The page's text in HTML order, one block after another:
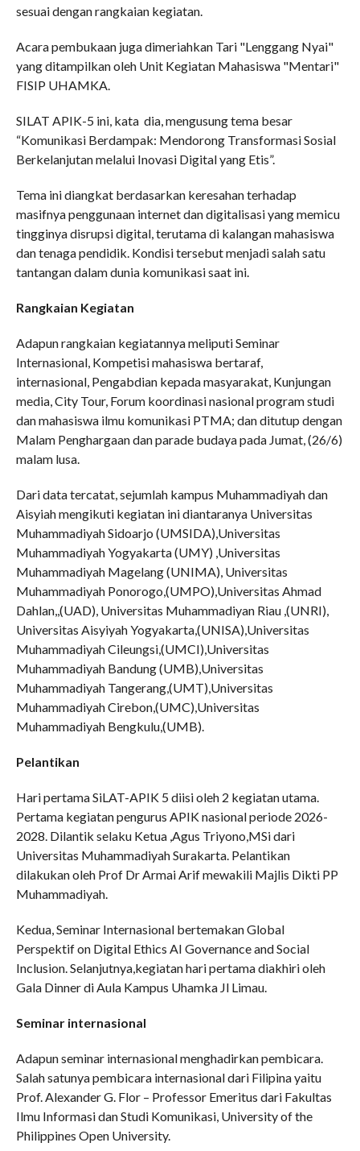
sesuai dengan rangkaian kegiatan.
Acara pembukaan juga dimeriahkan Tari "Lenggang Nyai"
yang ditampilkan oleh Unit Kegiatan Mahasiswa "Mentari"
FISIP UHAMKA.
SILAT APIK-5 ini, kata dia, mengusung tema besar
“Komunikasi Berdampak: Mendorong Transformasi Sosial
Berkelanjutan melalui Inovasi Digital yang Etis”.
Tema ini diangkat berdasarkan keresahan terhadap
masifnya penggunaan internet dan digitalisasi yang memicu
tingginya disrupsi digital, terutama di kalangan mahasiswa
dan tenaga pendidik. Kondisi tersebut menjadi salah satu
tantangan dalam dunia komunikasi saat ini.
Rangkaian Kegiatan
Adapun rangkaian kegiatannya meliputi Seminar
Internasional, Kompetisi mahasiswa bertaraf,
internasional, Pengabdian kepada masyarakat, Kunjungan
media, City Tour, Forum koordinasi nasional program studi
dan mahasiswa ilmu komunikasi PTMA; dan ditutup dengan
Malam Penghargaan dan parade budaya pada Jumat, (26/6)
malam lusa.
Dari data tercatat, sejumlah kampus Muhammadiyah dan
Aisyiah mengikuti kegiatan ini diantaranya Universitas
Muhammadiyah Sidoarjo (UMSIDA),Universitas
Muhammadiyah Yogyakarta (UMY) ,Universitas
Muhammadiyah Magelang (UNIMA), Universitas
Muhammadiyah Ponorogo,(UMPO),Universitas Ahmad
Dahlan,,(UAD), Universitas Muhammadiyan Riau ,(UNRI),
Universitas Aisyiyah Yogyakarta,(UNISA),Universitas
Muhammadiyah Cileungsi,(UMCI),Universitas
Muhammadiyah Bandung (UMB),Universitas
Muhammadiyah Tangerang,(UMT),Universitas
Muhammadiyah Cirebon,(UMC),Universitas
Muhammadiyah Bengkulu,(UMB).
Pelantikan
Hari pertama SiLAT-APIK 5 diisi oleh 2 kegiatan utama.
Pertama kegiatan pengurus APIK nasional periode 2026-
2028. Dilantik selaku Ketua ,Agus Triyono,MSi dari
Universitas Muhammadiyah Surakarta. Pelantikan
dilakukan oleh Prof Dr Armai Arif mewakili Majlis Dikti PP
Muhammadiyah.
Kedua, Seminar Internasional bertemakan Global
Perspektif on Digital Ethics AI Governance and Social
Inclusion. Selanjutnya,kegiatan hari pertama diakhiri oleh
Gala Dinner di Aula Kampus Uhamka Jl Limau.
Seminar internasional
Adapun seminar internasional menghadirkan pembicara.
Salah satunya pembicara internasional dari Filipina yaitu
Prof. Alexander G. Flor – Professor Emeritus dari Fakultas
Ilmu Informasi dan Studi Komunikasi, University of the
Philippines Open University.